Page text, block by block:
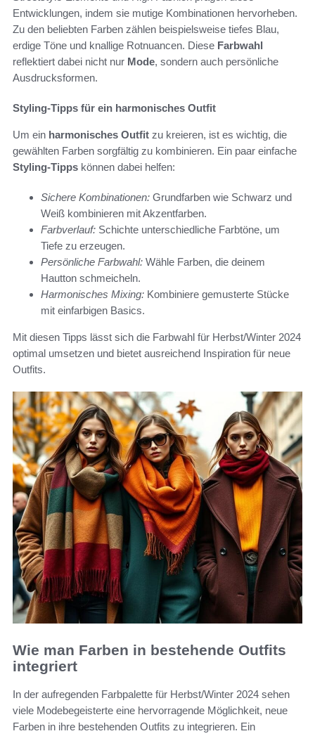
Entwicklungen, indem sie mutige Kombinationen hervorheben.
Zu den beliebten Farben zählen beispielsweise tiefes Blau,
erdige Töne und knallige Rotnuancen. Diese Farbwahl
reflektiert dabei nicht nur Mode, sondern auch persönliche
Ausdrucksformen.
Styling-Tipps für ein harmonisches Outfit
Um ein harmonisches Outfit zu kreieren, ist es wichtig, die
gewählten Farben sorgfältig zu kombinieren. Ein paar einfache
Styling-Tipps können dabei helfen:
Sichere Kombinationen: Grundfarben wie Schwarz und
Weiß kombinieren mit Akzentfarben.
Farbverlauf: Schichte unterschiedliche Farbtöne, um
Tiefe zu erzeugen.
Persönliche Farbwahl: Wähle Farben, die deinem
Hautton schmeicheln.
Harmonisches Mixing: Kombiniere gemusterte Stücke
mit einfarbigen Basics.
Mit diesen Tipps lässt sich die Farbwahl für Herbst/Winter 2024
optimal umsetzen und bietet ausreichend Inspiration für neue
Outfits.
Wie man Farben in bestehende Outfits
integriert
In der aufregenden Farbpalette für Herbst/Winter 2024 sehen
viele Modebegeisterte eine hervorragende Möglichkeit, neue
Farben in ihre bestehenden Outfits zu integrieren. Ein